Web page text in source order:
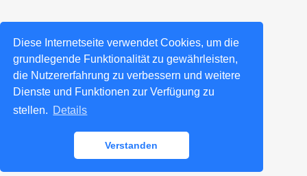
Diese Internetseite verwendet Cookies, um die
grundlegende Funktionalität zu gewährleisten,
die Nutzererfahrung zu verbessern und weitere
Dienste und Funktionen zur Verfügung zu
stellen. Details
Verstanden